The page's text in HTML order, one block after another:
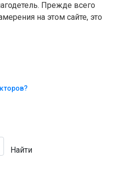
Прежде всего
на этом сайте, это
Найти